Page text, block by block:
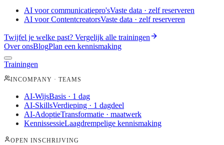
AI voor communicatiepro'sVaste data · zelf reserveren
AI voor ContentcreatorsVaste data · zelf reserveren
Twijfel je welke past? Vergelijk alle trainingen
Over onsBlogPlan een kennismaking
Trainingen
INCOMPANY · TEAMS
AI-WijsBasis · 1 dag
AI-SkillsVerdieping · 1 dagdeel
AI-AdoptieTransformatie · maatwerk
KennissessieLaagdrempelige kennismaking
OPEN INSCHRIJVING